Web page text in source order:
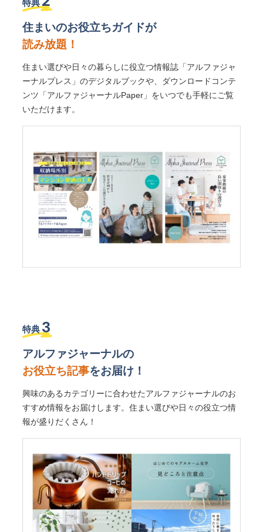
特典
住まいのお役立ちガイドが
読み放題！
住まい選びや日々の暮らしに役立つ情報誌「アルファジャ
ーナルプレス」のデジタルブックや、ダウンロードコンテ
ンツ「アルファジャーナルPaper」をいつでも手軽にご覧
いただけます。
特典 3
アルファジャーナルの
お役立ち記事をお届け！
興味のあるカテゴリーに合わせたアルファジャーナルのお
すすめ情報をお届けします。住まい選びや日々の役立つ情
報が盛りだくさん！